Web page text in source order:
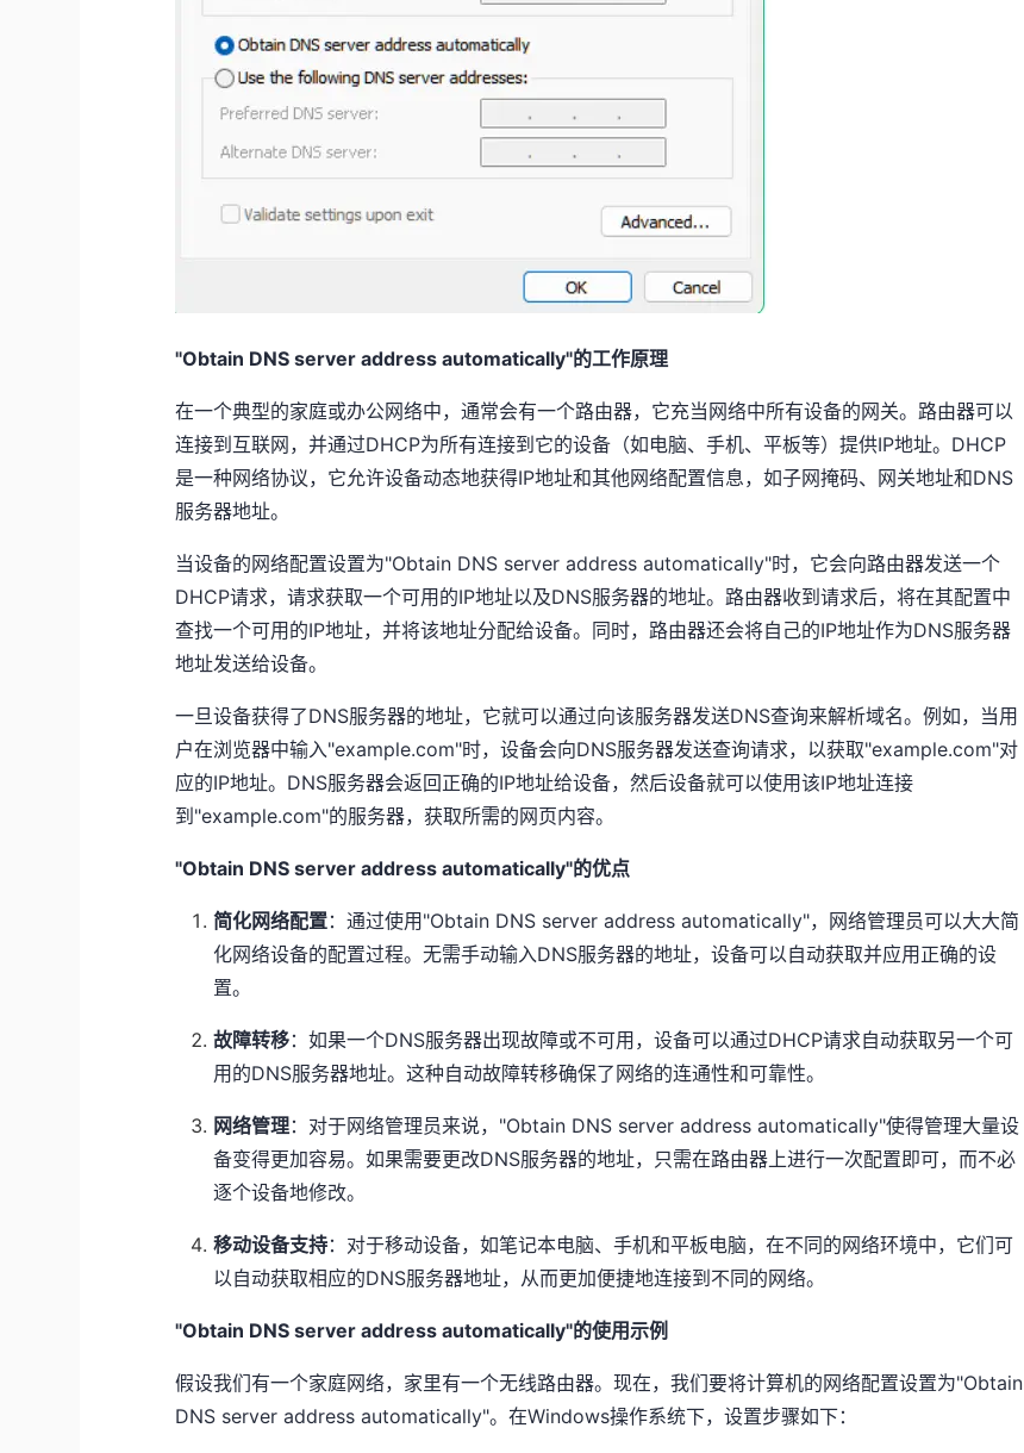
"Obtain DNS server address automatically"的工作原理
在一个典型的家庭或办公网络中，通常会有一个路由器，它充当网络中所有设备的网关。路由器可以
连接到互联网，并通过DHCP为所有连接到它的设备（如电脑、手机、平板等）提供IP地址。DHCP
是一种网络协议，它允许设备动态地获得IP地址和其他网络配置信息，如子网掩码、网关地址和DNS
服务器地址。
当设备的网络配置设置为"Obtain DNS server address automatically"时，它会向路由器发送一个
DHCP请求，请求获取一个可用的IP地址以及DNS服务器的地址。路由器收到请求后，将在其配置中
查找一个可用的IP地址，并将该地址分配给设备。同时，路由器还会将自己的IP地址作为DNS服务器
地址发送给设备。
一旦设备获得了DNS服务器的地址，它就可以通过向该服务器发送DNS查询来解析域名。例如，当用
户在浏览器中输入"example.com"时，设备会向DNS服务器发送查询请求，以获取"example.com"对
应的IP地址。DNS服务器会返回正确的IP地址给设备，然后设备就可以使用该IP地址连接
到"example.com"的服务器，获取所需的网页内容。
"Obtain DNS server address automatically"的优点
简化网络配置：通过使用"Obtain DNS server address automatically"，网络管理员可以大大简
化网络设备的配置过程。无需手动输入DNS服务器的地址，设备可以自动获取并应用正确的设
置。
故障转移：如果一个DNS服务器出现故障或不可用，设备可以通过DHCP请求自动获取另一个可
用的DNS服务器地址。这种自动故障转移确保了网络的连通性和可靠性。
网络管理：对于网络管理员来说，"Obtain DNS server address automatically"使得管理大量设
备变得更加容易。如果需要更改DNS服务器的地址，只需在路由器上进行一次配置即可，而不必
逐个设备地修改。
移动设备支持：对于移动设备，如笔记本电脑、手机和平板电脑，在不同的网络环境中，它们可
以自动获取相应的DNS服务器地址，从而更加便捷地连接到不同的网络。
"Obtain DNS server address automatically"的使用示例
假设我们有一个家庭网络，家里有一个无线路由器。现在，我们要将计算机的网络配置设置为"Obtain
DNS server address automatically"。在Windows操作系统下，设置步骤如下：